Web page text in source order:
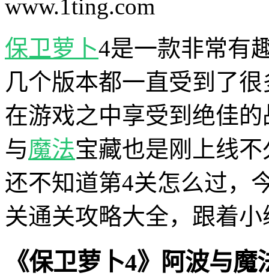
www.1ting.com
保卫萝卜4是一款非常有
几个版本都一直受到了
在游戏之中享受到绝佳的
与魔法宝藏也是刚上线
还不知道第4关怎么过，
关通关攻略大全，跟着
《保卫萝卜4》阿波与